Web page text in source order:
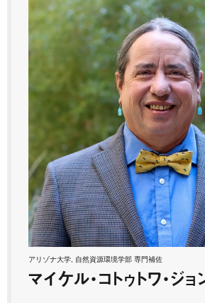
アリゾナ大学, 自然資源環境学部 専門補佐
マイケル・コトゥトワ・ジョ